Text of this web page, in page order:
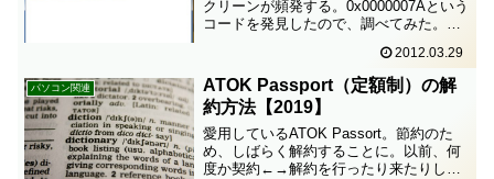
クリーンが頻発する。0x0000007Aという
コードを発見したので、調べてみた。ど
ソフトが二重に稼働していることが原因
かもしれないというこ...
2012.03.29
パソコン関連
ATOK Passport（定額制）の解
約方法【2019】
愛用しているATOK Passort。節約のた
め、しばらく解約することに。以前、何
度か契約←→解約を行ったり来たりした